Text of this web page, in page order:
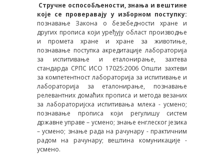
Стручне оспособљености, знања и вештине
које се проверавају у изборном поступку:
познавање Закона о безебедности хране и
других прописа који уређују област производње
и промета хране и хране за животиње,
познавање поступка акредитације лабораторија
за испитивање и еталонирање, захтева
стандарда СРПС ИСО 17025:2006 Општи захтеви
за компетентност лабораторија за испитивање и
лабораторија за еталонирање, познавање
релевантних домаћих прописа и метода везаних
за лабораторијска испитивања млека - усмено;
познавање прописа који регулишу систем
државне управе – усмено; знање енглеског језика
– усмено; знање рада на рачунару - практичним
радом на рачунару; вештина комуникације -
усмено.